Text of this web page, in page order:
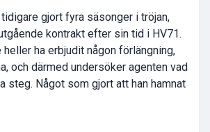
gjort fyra säsonger i tröjan,
kontrakt efter sin tid i HV71.
heller ha erbjudit någon förlängning,
och därmed undersöker agenten vad
steg. Något som gjort att han hamnat